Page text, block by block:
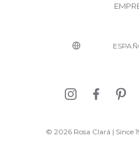
© 2026 Rosa Clará | Since